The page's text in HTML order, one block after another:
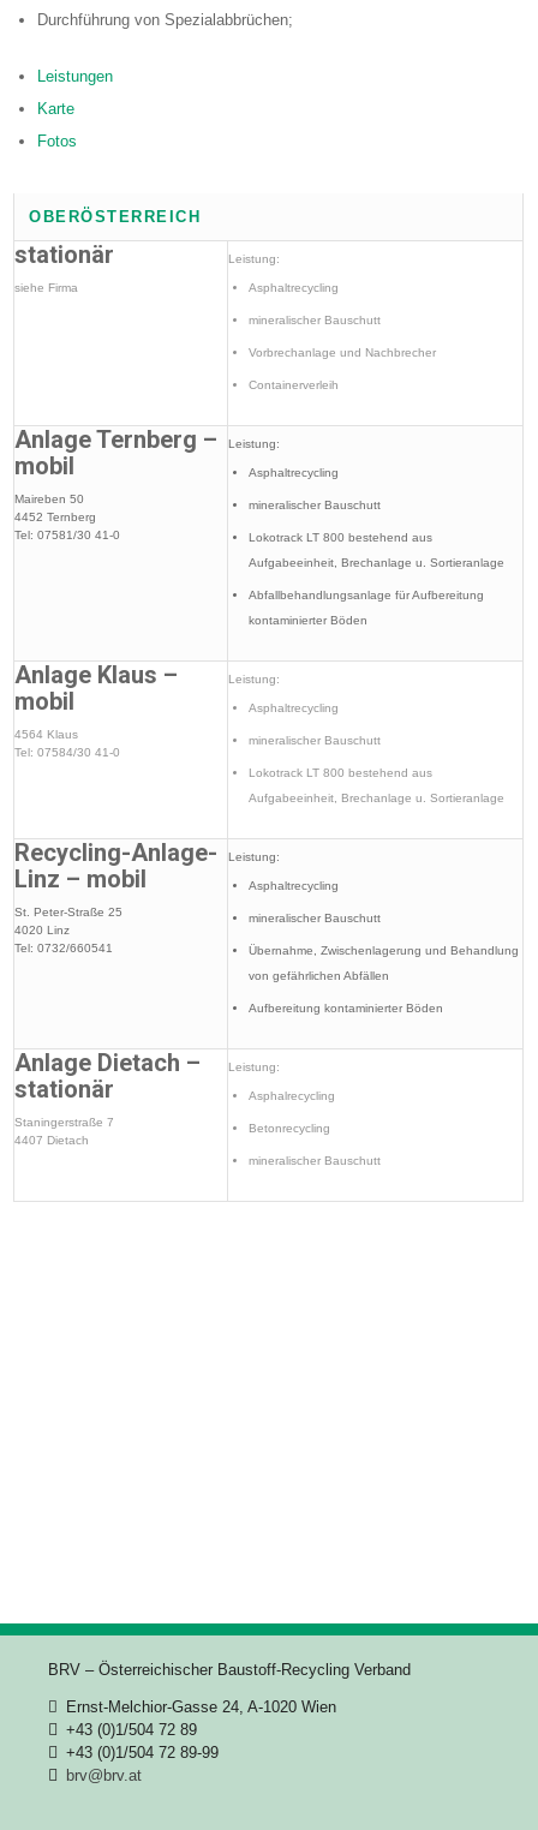
Durchführung von Spezialabbrüchen;
Leistungen
Karte
Fotos
OBERÖSTERREICH
stationär
siehe Firma
Leistung:
Asphaltrecycling
mineralischer Bauschutt
Vorbrechanlage und Nachbrecher
Containerverleih
Anlage Ternberg –
mobil
Maireben 50
4452 Ternberg
Tel: 07581/30 41-0
Leistung:
Asphaltrecycling
mineralischer Bauschutt
Lokotrack LT 800 bestehend aus
Aufgabeeinheit, Brechanlage u. Sortieranlage
Abfallbehandlungsanlage für Aufbereitung
kontaminierter Böden
Anlage Klaus –
mobil
4564 Klaus
Tel: 07584/30 41-0
Leistung:
Asphaltrecycling
mineralischer Bauschutt
Lokotrack LT 800 bestehend aus
Aufgabeeinheit, Brechanlage u. Sortieranlage
Recycling-Anlage-
Linz – mobil
St. Peter-Straße 25
4020 Linz
Tel: 0732/660541
Leistung:
Asphaltrecycling
mineralischer Bauschutt
Übernahme, Zwischenlagerung und Behandlung
von gefährlichen Abfällen
Aufbereitung kontaminierter Böden
Anlage Dietach –
stationär
Staningerstraße 7
4407 Dietach
Leistung:
Asphalrecycling
Betonrecycling
mineralischer Bauschutt
BRV – Österreichischer Baustoff-Recycling Verband
Ernst-Melchior-Gasse 24, A-1020 Wien
+43 (0)1/504 72 89
+43 (0)1/504 72 89-99
brv@brv.at